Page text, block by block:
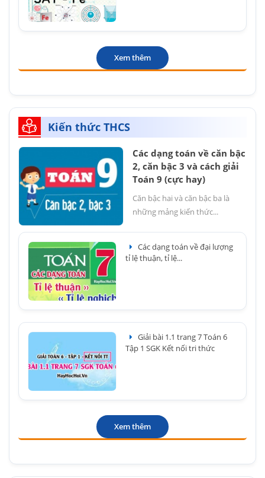
Xem thêm
Kiến thức THCS
Các dạng toán về căn bậc
2, căn bậc 3 và cách giải
Toán 9 (cực hay)
Căn bậc hai và căn bậc ba là
những mảng kiến thức...
Các dạng toán về đại lượng
tỉ lệ thuận, tỉ lệ...
Giải bài 1.1 trang 7 Toán 6
Tập 1 SGK Kết nối tri thức
Xem thêm